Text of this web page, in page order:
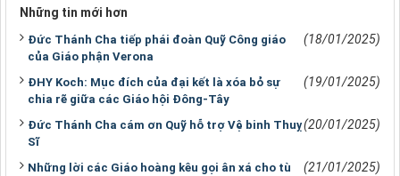
Những tin mới hơn
Đức Thánh Cha tiếp phái đoàn Quỹ Công giáo
của Giáo phận Verona
(18/01/2025)
ĐHY Koch: Mục đích của đại kết là xóa bỏ sự
chia rẽ giữa các Giáo hội Đông-Tây
(19/01/2025)
Đức Thánh Cha cám ơn Quỹ hỗ trợ Vệ binh Thuỵ
Sĩ
(20/01/2025)
Những lời các Giáo hoàng kêu gọi ân xá cho tù
(21/01/2025)